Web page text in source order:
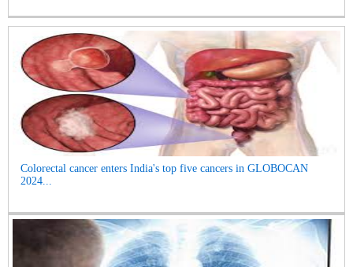
Colorectal cancer enters India's top five cancers in GLOBOCAN
2024...